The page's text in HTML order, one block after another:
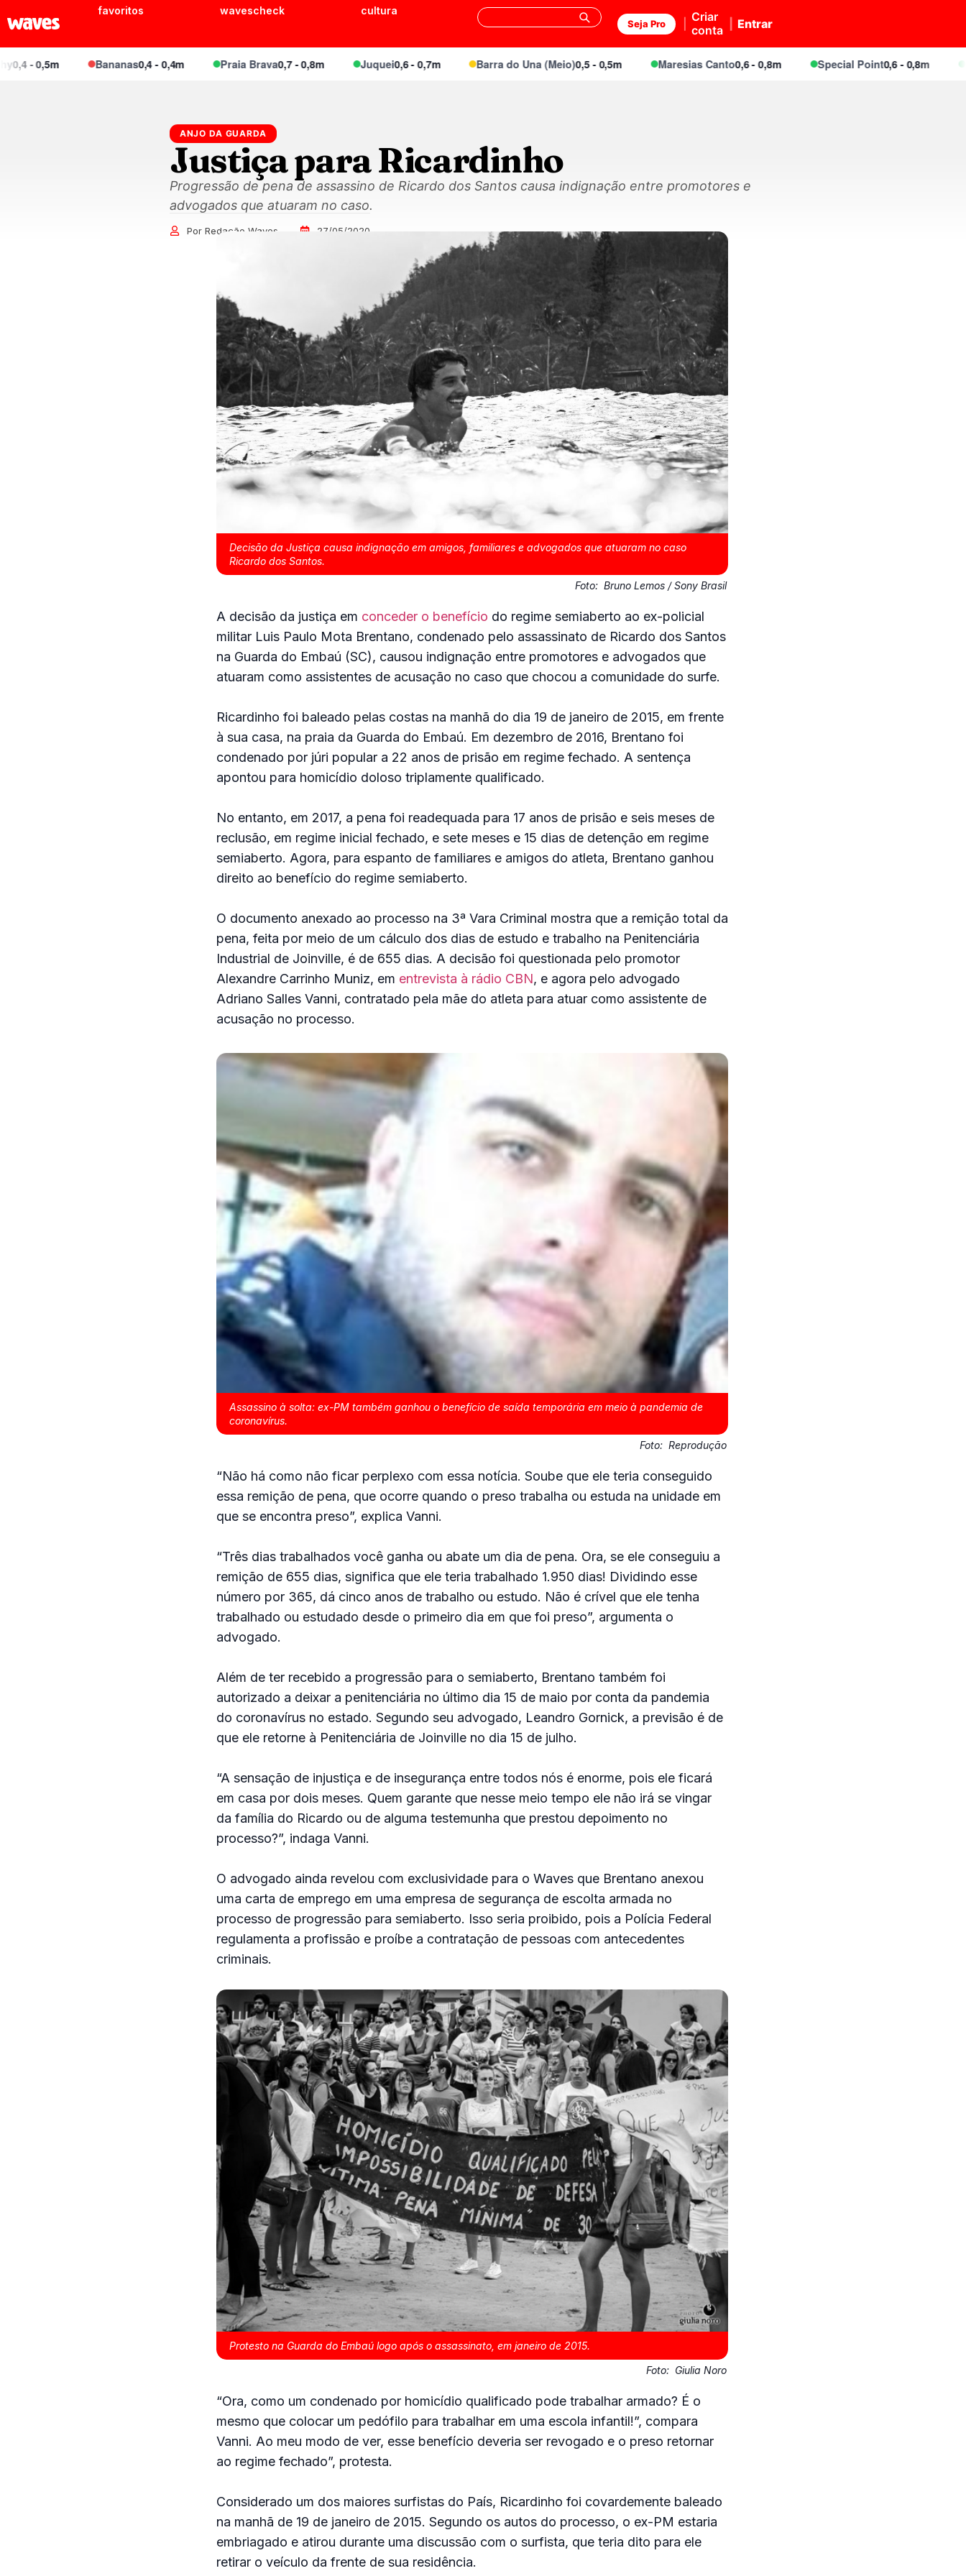
favoritos wavescheck cultura
Seja Pro
Criar
conta
Entrar
0,5m Bananas0,4 - 0,4m Praia Brava0,7 - 0,8m Juquei0,6 - 0,7m Barra do Una (Meio)0,5 - 0,5m Maresias Canto0,6 - 0,8m Special Point0,6 - 0,8m
ANJO DA GUARDA
Justiça para Ricardinho
Progressão de pena de assassino de Ricardo dos Santos causa indignação entre promotores e
advogados que atuaram no caso.
Por Redação Waves 27/05/2020
Decisão da Justiça causa indignação em amigos, familiares e advogados que atuaram no caso
Ricardo dos Santos.
Foto: Bruno Lemos / Sony Brasil
A decisão da justiça em conceder o benefício do regime semiaberto ao ex-policial
militar Luis Paulo Mota Brentano, condenado pelo assassinato de Ricardo dos Santos
na Guarda do Embaú (SC), causou indignação entre promotores e advogados que
atuaram como assistentes de acusação no caso que chocou a comunidade do surfe.
Ricardinho foi baleado pelas costas na manhã do dia 19 de janeiro de 2015, em frente
à sua casa, na praia da Guarda do Embaú. Em dezembro de 2016, Brentano foi
condenado por júri popular a 22 anos de prisão em regime fechado. A sentença
apontou para homicídio doloso triplamente qualificado.
No entanto, em 2017, a pena foi readequada para 17 anos de prisão e seis meses de
reclusão, em regime inicial fechado, e sete meses e 15 dias de detenção em regime
semiaberto. Agora, para espanto de familiares e amigos do atleta, Brentano ganhou
direito ao benefício do regime semiaberto.
O documento anexado ao processo na 3ª Vara Criminal mostra que a remição total da
pena, feita por meio de um cálculo dos dias de estudo e trabalho na Penitenciária
Industrial de Joinville, é de 655 dias. A decisão foi questionada pelo promotor
Alexandre Carrinho Muniz, em entrevista à rádio CBN, e agora pelo advogado
Adriano Salles Vanni, contratado pela mãe do atleta para atuar como assistente de
acusação no processo.
Assassino à solta: ex-PM também ganhou o benefício de saída temporária em meio à pandemia de
coronavírus.
Foto: Reprodução
“Não há como não ficar perplexo com essa notícia. Soube que ele teria conseguido
essa remição de pena, que ocorre quando o preso trabalha ou estuda na unidade em
que se encontra preso”, explica Vanni.
“Três dias trabalhados você ganha ou abate um dia de pena. Ora, se ele conseguiu a
remição de 655 dias, significa que ele teria trabalhado 1.950 dias! Dividindo esse
número por 365, dá cinco anos de trabalho ou estudo. Não é crível que ele tenha
trabalhado ou estudado desde o primeiro dia em que foi preso”, argumenta o
advogado.
Além de ter recebido a progressão para o semiaberto, Brentano também foi
autorizado a deixar a penitenciária no último dia 15 de maio por conta da pandemia
do coronavírus no estado. Segundo seu advogado, Leandro Gornick, a previsão é de
que ele retorne à Penitenciária de Joinville no dia 15 de julho.
“A sensação de injustiça e de insegurança entre todos nós é enorme, pois ele ficará
em casa por dois meses. Quem garante que nesse meio tempo ele não irá se vingar
da família do Ricardo ou de alguma testemunha que prestou depoimento no
processo?”, indaga Vanni.
O advogado ainda revelou com exclusividade para o Waves que Brentano anexou
uma carta de emprego em uma empresa de segurança de escolta armada no
processo de progressão para semiaberto. Isso seria proibido, pois a Polícia Federal
regulamenta a profissão e proíbe a contratação de pessoas com antecedentes
criminais.
Protesto na Guarda do Embaú logo após o assassinato, em janeiro de 2015.
Foto: Giulia Noro
“Ora, como um condenado por homicídio qualificado pode trabalhar armado? É o
mesmo que colocar um pedófilo para trabalhar em uma escola infantil!”, compara
Vanni. Ao meu modo de ver, esse benefício deveria ser revogado e o preso retornar
ao regime fechado”, protesta.
Considerado um dos maiores surfistas do País, Ricardinho foi covardemente baleado
na manhã de 19 de janeiro de 2015. Segundo os autos do processo, o ex-PM estaria
embriagado e atirou durante uma discussão com o surfista, que teria dito para ele
retirar o veículo da frente de sua residência.